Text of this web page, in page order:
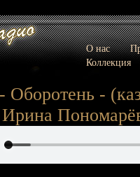
О нас
Коллекция
Оборотень -